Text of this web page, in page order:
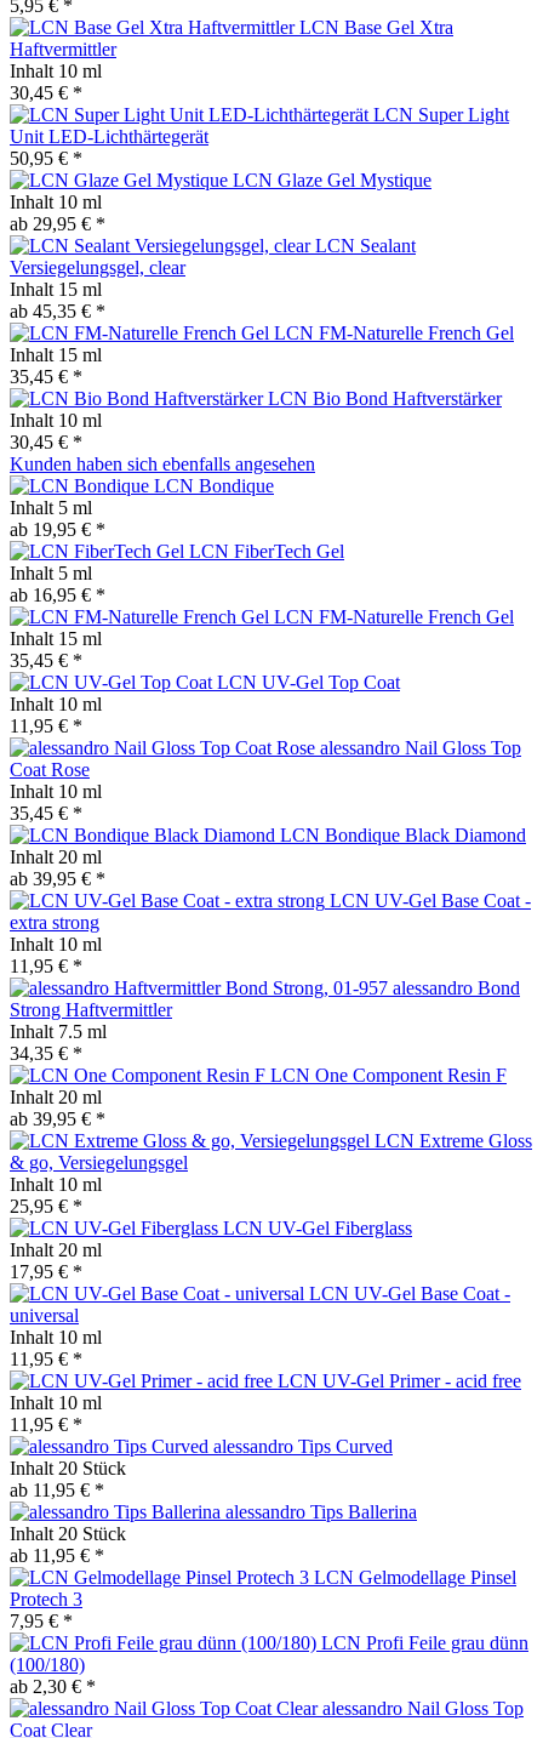
5,95 € *
LCN Base Gel Xtra
Haftvermittler
Inhalt 10 ml
30,45 € *
LCN Super Light
Unit LED-Lichthärtegerät
50,95 € *
LCN Glaze Gel Mystique
Inhalt 10 ml
ab 29,95 € *
LCN Sealant
Versiegelungsgel, clear
Inhalt 15 ml
ab 45,35 € *
LCN FM-Naturelle French Gel
Inhalt 15 ml
35,45 € *
LCN Bio Bond Haftverstärker
Inhalt 10 ml
30,45 € *
Kunden haben sich ebenfalls angesehen
LCN Bondique
Inhalt 5 ml
ab 19,95 € *
LCN FiberTech Gel
Inhalt 5 ml
ab 16,95 € *
LCN FM-Naturelle French Gel
Inhalt 15 ml
35,45 € *
LCN UV-Gel Top Coat
Inhalt 10 ml
11,95 € *
alessandro Nail Gloss Top
Coat Rose
Inhalt 10 ml
35,45 € *
LCN Bondique Black Diamond
Inhalt 20 ml
ab 39,95 € *
LCN UV-Gel Base Coat -
extra strong
Inhalt 10 ml
11,95 € *
alessandro Bond
Strong Haftvermittler
Inhalt 7.5 ml
34,35 € *
LCN One Component Resin F
Inhalt 20 ml
ab 39,95 € *
LCN Extreme Gloss
& go, Versiegelungsgel
Inhalt 10 ml
25,95 € *
LCN UV-Gel Fiberglass
Inhalt 20 ml
17,95 € *
LCN UV-Gel Base Coat -
universal
Inhalt 10 ml
11,95 € *
LCN UV-Gel Primer - acid free
Inhalt 10 ml
11,95 € *
alessandro Tips Curved
Inhalt 20 Stück
ab 11,95 € *
alessandro Tips Ballerina
Inhalt 20 Stück
ab 11,95 € *
LCN Gelmodellage Pinsel
Protech 3
7,95 € *
LCN Profi Feile grau dünn
(100/180)
ab 2,30 € *
alessandro Nail Gloss Top
Coat Clear